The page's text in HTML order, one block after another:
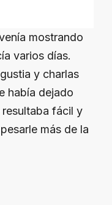
mostrando
varios días.
y charlas
había dejado
fácil y
más de la